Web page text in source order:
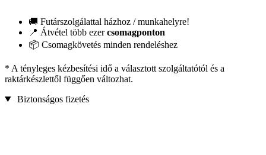
🚚 Futárszolgálattal házhoz / munkahelyre!
📍 Átvétel több ezercsomagponton
📦 Csomagkövetés minden rendeléshez
* A tényleges kézbesítési idő a választott szolgáltatótól és a
raktárkészlettől függően változhat.
Biztonságos fizetés